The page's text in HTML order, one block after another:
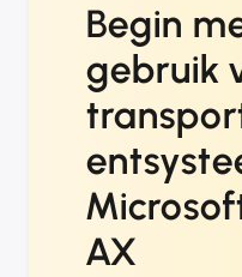
Begin
gebruik
AX